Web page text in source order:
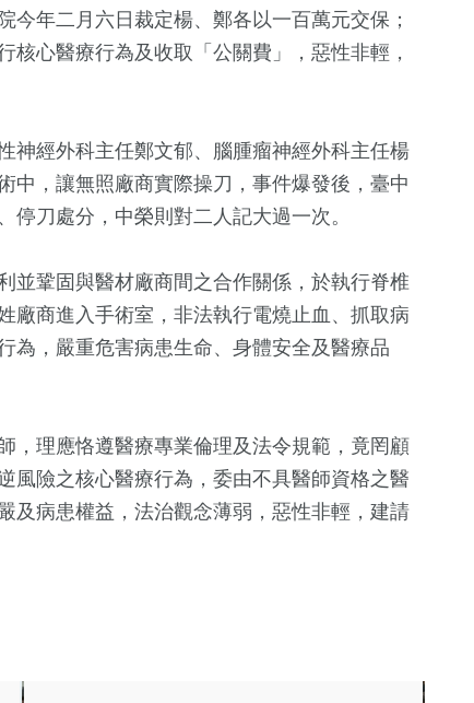
年二月六日裁定楊、鄭各以一百萬元交保；
心醫療行為及收取「公關費」，惡性非輕，
神經外科主任鄭文郁、腦腫瘤神經外科主任楊
中，讓無照廠商實際操刀，事件爆發後，臺中
刀處分，中榮則對二人記大過一次。
並鞏固與醫材廠商間之合作關係，於執行脊椎
廠商進入手術室，非法執行電燒止血、抓取病
為，嚴重危害病患生命、身體安全及醫療品
，理應恪遵醫療專業倫理及法令規範，竟罔顧
風險之核心醫療行為，委由不具醫師資格之醫
及病患權益，法治觀念薄弱，惡性非輕，建請
693+
文教
587+
健康及醫療
影視 藝文 演唱會